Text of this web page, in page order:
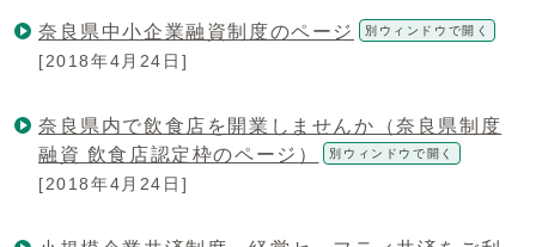
奈良県中小企業融資制度のページ 別ウィンドウで開く
[2018年4月24日]
奈良県内で飲食店を開業しませんか（奈良県制度
融資 飲食店認定枠のページ）
別ウィンドウで開く
[2018年4月24日]